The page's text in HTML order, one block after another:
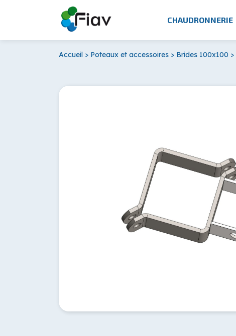
CHAUDRONNERIE
Accueil > Poteaux et accessoires > Brides 100x100 >